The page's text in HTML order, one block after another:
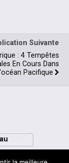
Suivante
: 4 Tempêtes
En Cours Dans
Pacifique